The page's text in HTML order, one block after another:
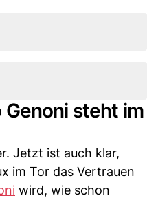
Genoni steht im
Jetzt ist auch klar,
im Tor das Vertrauen
wird, wie schon